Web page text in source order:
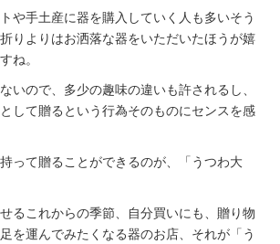
や手土産に器を購入していく人も多いそう
りよりはお洒落な器をいただいたほうが嬉
ね。
いので、多少の趣味の違いも許されるし、
して贈るという行為そのものにセンスを感
って贈ることができるのが、「うつわ大
るこれからの季節、自分買いにも、贈り物
を運んでみたくなる器のお店、それが「う